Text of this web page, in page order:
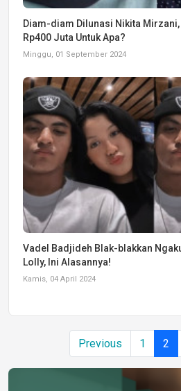
Diam-diam Dilunasi Nikita
Rp400 Juta Untuk Apa?
Minggu, 01 September 2024
Vadel Badjideh Blak-blakkan
Lolly, Ini Alasannya!
Kamis, 04 April 2024
Previous 1 2